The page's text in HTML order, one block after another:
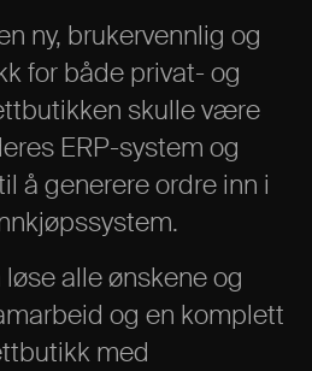
ny, brukervennlig og
for både privat- og
skulle være
ERP-system og
å generere ordre inn i
alle ønskene og
og en komplett
med